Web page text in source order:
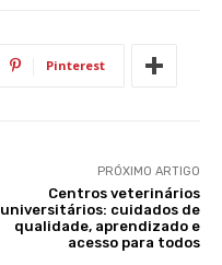
Pinterest
PRÓXIMO ARTIGO
Centros veterinários
universitários: cuidados de
qualidade, aprendizado e
acesso para todos